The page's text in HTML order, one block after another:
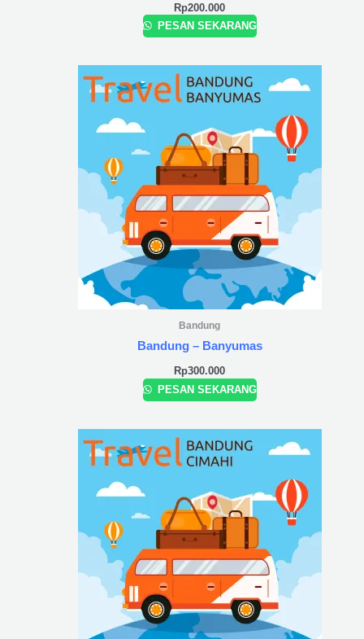
Rp200.000
PESAN SEKARANG
Bandung
Bandung – Banyumas
Rp300.000
PESAN SEKARANG